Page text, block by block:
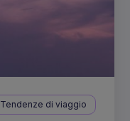
Tendenze di viaggio